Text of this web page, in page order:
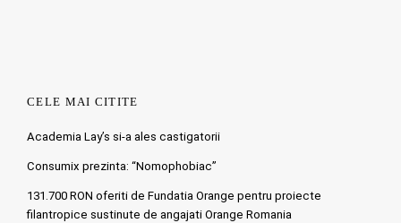
CELE MAI CITITE
Academia Lay’s si-a ales castigatorii
Consumix prezinta: “Nomophobiac”
131.700 RON oferiti de Fundatia Orange pentru proiecte
filantropice sustinute de angajati Orange Romania